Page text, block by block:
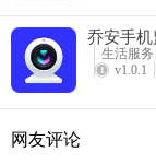
**问题1：云上西山
答案：具备全媒体
捷生活服务，还有教
乔安手
生活服务
v1.0.1
网友评论